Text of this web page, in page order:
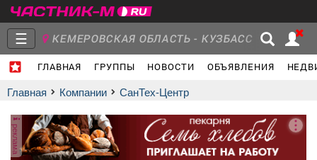
☰ КЕМЕРОВСКАЯ ОБЛАСТЬ - КУЗБАСС
ГЛАВНАЯ ГРУППЫ НОВОСТИ ОБЪЯВЛЕНИЯ
Главная
Группы
Главная Компании СанТех-Центр
реклама